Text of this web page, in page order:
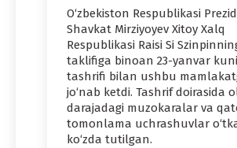
O‘zbekiston Respublikasi
Shavkat Mirziyoyev Xitoy Xalq
Respublikasi Raisi Si
taklifiga binoan 23-yanvar
tashrifi bilan ushbu
jo‘nab ketdi. Tashrif doirasida
darajadagi muzokaralar va
tomonlama uchrashuvlar
ko‘zda tutilgan.